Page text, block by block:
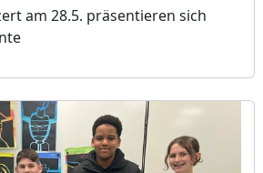
am 28.5. präsentieren sich